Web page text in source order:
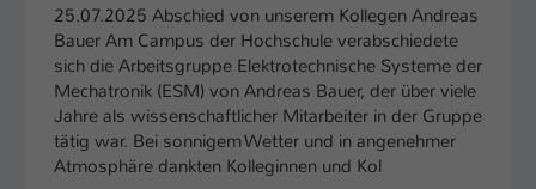
25.07.2025 Abschied von unserem Kollegen Andreas
Bauer Am Campus der Hochschule verabschiedete
sich die Arbeitsgruppe Elektrotechnische Systeme der
Mechatronik (ESM) von Andreas Bauer, der über viele
Jahre als wissenschaftlicher Mitarbeiter in der Gruppe
tätig war. Bei sonnigem Wetter und in angenehmer
Atmosphäre dankten Kolleginnen und Kol